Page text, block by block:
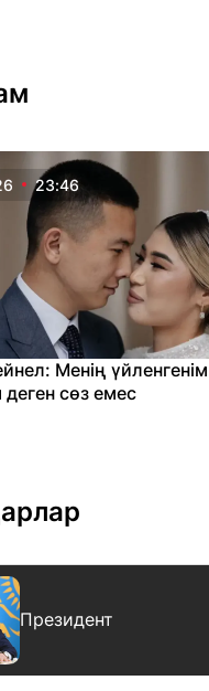
23:46
Менің
сөз емес
Президент